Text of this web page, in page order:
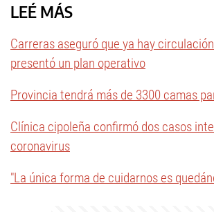
LEÉ MÁS
Carreras aseguró que ya hay
presentó un plan operativo
Provincia tendrá más de 3300 camas
Clínica cipoleña confirmó dos casos
coronavirus
"La única forma de cuidarnos es